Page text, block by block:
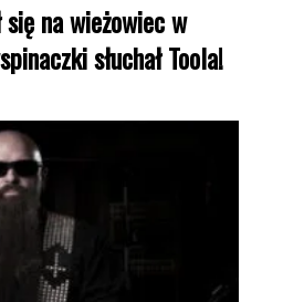
się na wieżowiec w
słuchał Toola!